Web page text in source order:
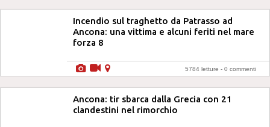
Incendio sul traghetto da Patrasso ad
Ancona: una vittima e alcuni feriti nel mare
forza 8
5784 letture - 0 commenti
Ancona: tir sbarca dalla Grecia con 21
clandestini nel rimorchio